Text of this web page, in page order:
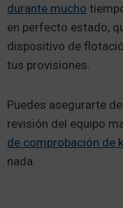
durante mucho
en perfecto estado,
dispositivo de
tus provisiones.
Puedes asegurarte
revisión del equipo
de comprobación de
nada.